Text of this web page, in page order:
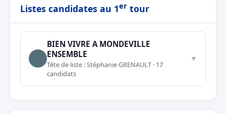
Listes candidates au 1er tour
BIEN VIVRE A MONDEVILLE
ENSEMBLE
Tête de liste : Stéphanie GRENAULT · 17
candidats
▼